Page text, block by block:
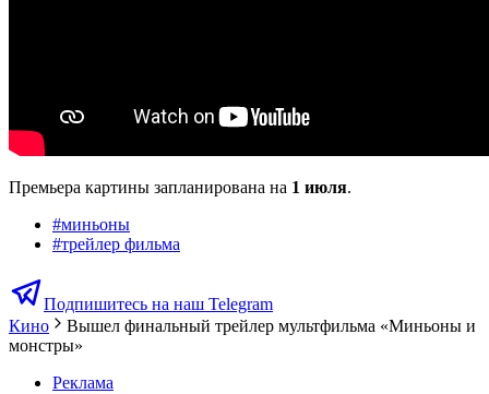
Премьера картины запланирована на 1 июля.
#миньоны
#трейлер фильма
Подпишитесь на наш Telegram
Кино
Вышел финальный трейлер мультфильма «Миньоны и
монстры»
Реклама